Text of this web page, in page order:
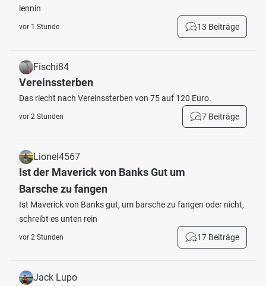
lennin
vor 1 Stunde 13 Beiträge
Fischi84
Vereinssterben
Das riecht nach Vereinssterben von 75 auf 120 Euro.
vor 2 Stunden 7 Beiträge
Lionel4567
Ist der Maverick von Banks Gut um
Barsche zu fangen
Ist Maverick von Banks gut, um barsche zu fangen oder nicht,
schreibt es unten rein
vor 2 Stunden 17 Beiträge
Jack Lupo